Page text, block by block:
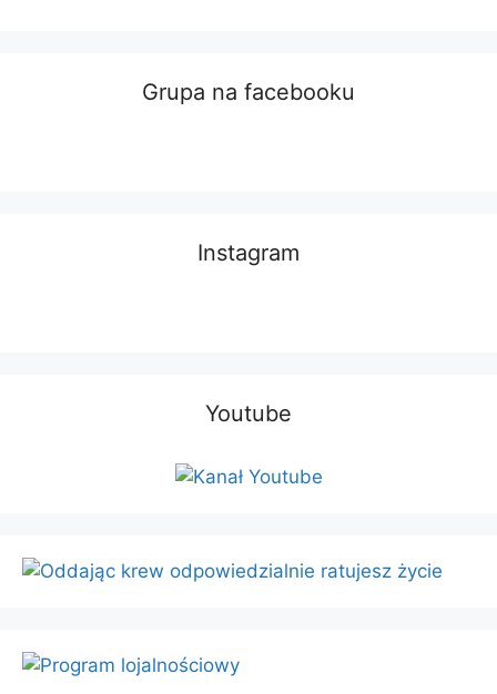
Grupa na facebooku
Instagram
Youtube